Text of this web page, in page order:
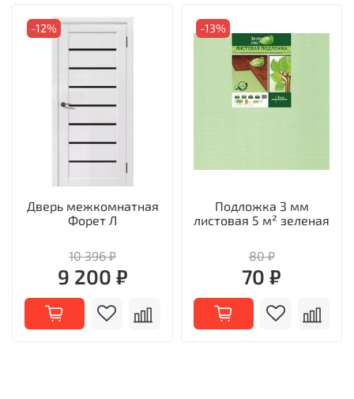
-12%
Дверь межкомнатная
Форет Л
10 396 ₽
9 200 ₽
-13%
Подложка 3 мм
листовая 5 м² зеленая
80 ₽
70 ₽